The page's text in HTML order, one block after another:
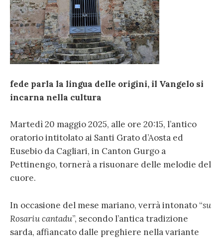
fede parla la lingua delle origini, il Vangelo si
incarna nella cultura
Martedì 20 maggio 2025, alle ore 20:15, l’antico
oratorio intitolato ai Santi Grato d’Aosta ed
Eusebio da Cagliari, in Canton Gurgo a
Pettinengo, tornerà a risuonare delle melodie del
cuore.
In occasione del mese mariano, verrà intonato “su
Rosariu cantadu”, secondo l’antica tradizione
sarda, affiancato dalle preghiere nella variante